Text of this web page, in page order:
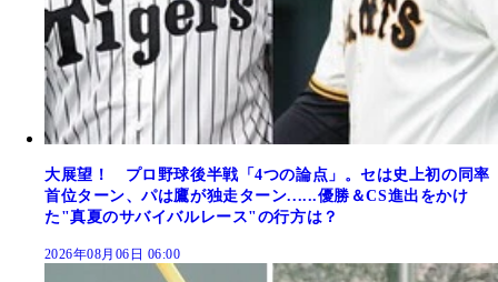
大展望！ プロ野球後半戦「4つの論点」。セは史上初の同率
首位ターン、パは鷹が独走ターン......優勝＆CS進出をかけ
た"真夏のサバイバルレース"の行方は？
2026年08月06日 06:00